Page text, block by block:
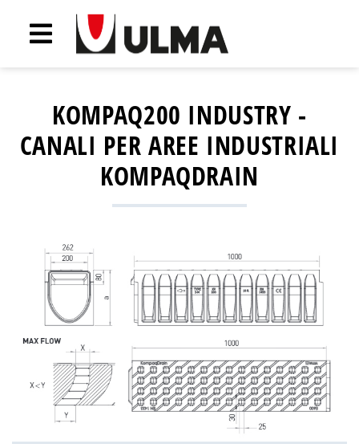
KOMPAQ200 INDUSTRY -
CANALI PER AREE INDUSTRIALI
KOMPAQDRAIN